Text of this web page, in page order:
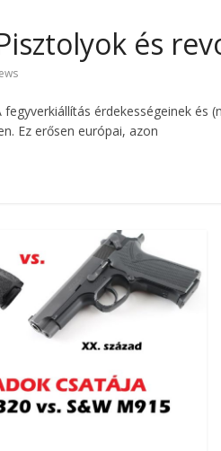
és
fegyverkiállítás érdekességeinek
Ez erősen európai, azon